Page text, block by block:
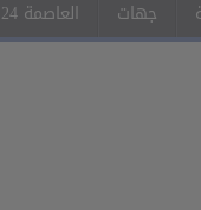
جهات العاصمة 24 TV